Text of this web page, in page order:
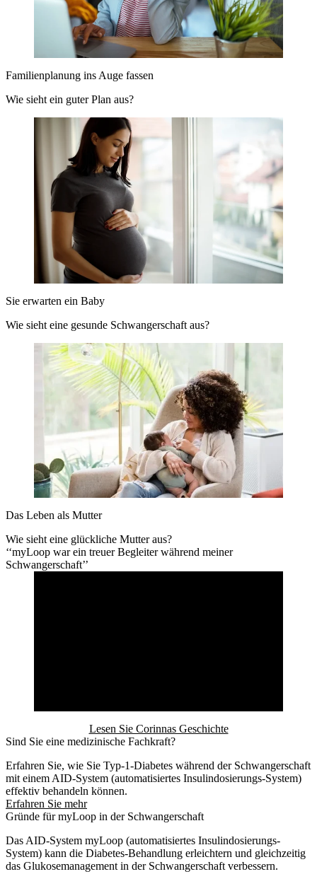
Familienplanung ins Auge fassen
Wie sieht ein guter Plan aus?
Sie erwarten ein Baby
Wie sieht eine gesunde Schwangerschaft aus?
Das Leben als Mutter
Wie sieht eine glückliche Mutter aus?
‘‘myLoop war ein treuer Begleiter während meiner
Schwangerschaft’’
Lesen Sie Corinnas Geschichte
Sind Sie eine medizinische Fachkraft?
Erfahren Sie, wie Sie Typ-1-Diabetes während der Schwangerschaft
mit einem AID-System (automatisiertes Insulindosierungs-System)
effektiv behandeln können.
Erfahren Sie mehr
Gründe für myLoop in der Schwangerschaft
Das AID-System myLoop (automatisiertes Insulindosierungs-
System) kann die Diabetes-Behandlung erleichtern und gleichzeitig
das Glukosemanagement in der Schwangerschaft verbessern.